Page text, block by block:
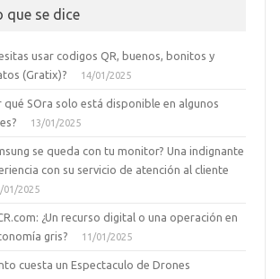
que se dice
usar codigos QR, buenos, bonitos y
(Gratix)?
14/01/2025
qué SOra solo está disponible en algunos
13/01/2025
se queda con tu monitor? Una indignante
con su servicio de atención al cliente
01/2025
¿Un recurso digital o una operación en
gris?
11/01/2025
cuesta un Espectaculo de Drones